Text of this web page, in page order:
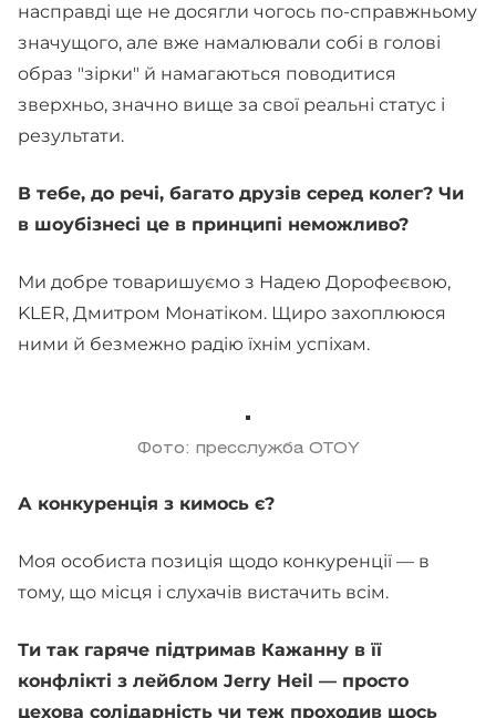
насправді ще не досягли чогось по-справжньому
значущого, але вже намалювали собі в голові
образ "зірки" й намагаються поводитися
зверхньо, значно вище за свої реальні статус і
результати.
В тебе, до речі, багато друзів серед колег? Чи
в шоубізнесі це в принципі неможливо?
Ми добре товаришуємо з Надею Дорофеєвою,
KLER, Дмитром Монатіком. Щиро захоплююся
ними й безмежно радію їхнім успіхам.
Фото: пресслужба OTOY
А конкуренція з кимось є?
Моя особиста позиція щодо конкуренції — в
тому, що місця і слухачів вистачить всім.
Ти так гаряче підтримав Кажанну в її
конфлікті з лейблом Jerry Heil — просто
цехова солідарність чи теж проходив щось